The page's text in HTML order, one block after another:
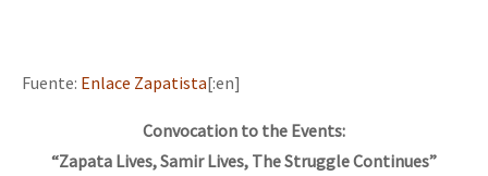
Fuente: Enlace Zapatista[:en]
Convocation to the Events:
“Zapata Lives, Samir Lives, The Struggle Continues”